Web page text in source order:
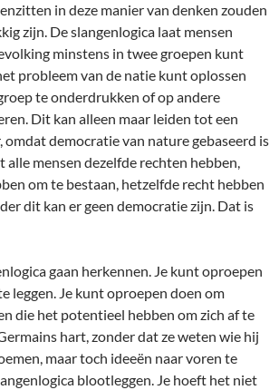
in deze manier van denken zouden
zijn. De slangenlogica laat mensen
minstens in twee groepen kunt
probleem van de natie kunt oplossen
te onderdrukken of op andere
Dit kan alleen maar leiden tot een
democratie van nature gebaseerd is
alle mensen dezelfde rechten hebben,
om te bestaan, hetzelfde recht hebben
dit kan er geen democratie zijn. Dat is
gaan herkennen. Je kunt oproepen
leggen. Je kunt oproepen doen om
die het potentieel hebben om zich af te
hart, zonder dat ze weten wie hij
maar toch ideeën naar voren te
blootleggen. Je hoeft het niet